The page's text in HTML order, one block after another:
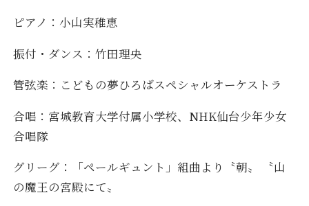
ピアノ：小山実稚恵
振付・ダンス：竹田理央
管弦楽：こどもの夢ひろばスペシャルオーケストラ
合唱：宮城教育大学付属小学校、NHK仙台少年少女
合唱隊
グリーグ：「ペールギュント」組曲より〝朝〟 〝山
の魔王の宮殿にて〟